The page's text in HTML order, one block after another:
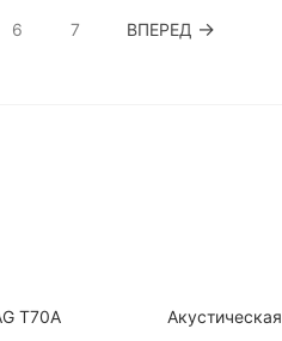
6 7 ВПЕРЕД
гитара Cort AD810-BKS